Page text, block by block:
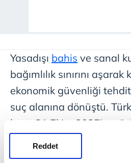
Reddet
Yasadışı bahis ve sanal
bağımlılık sınırını
ekonomik güvenliği
suç alanına dönüştü.
karşı 31 Ekim 2025'te
Ortamda Yasadışı Bahis,